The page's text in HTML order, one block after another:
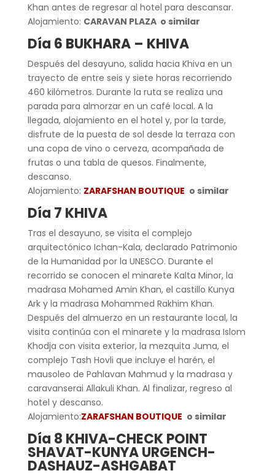
Khan antes de regresar al hotel para descansar.
Alojamiento: CARAVAN PLAZA o similar
Día 6 BUKHARA – KHIVA
Después del desayuno, salida hacia Khiva en un
trayecto de entre seis y siete horas recorriendo
460 kilómetros. Durante la ruta se realiza una
parada para almorzar en un café local. A la
llegada, alojamiento en el hotel y, por la tarde,
disfrute de la puesta de sol desde la terraza con
una copa de vino o cerveza, acompañada de
frutas o una tabla de quesos. Finalmente,
descanso.
Alojamiento: ZARAFSHAN BOUTIQUE o similar
Día 7 KHIVA
Tras el desayuno, se visita el complejo
arquitectónico Ichan-Kala, declarado Patrimonio
de la Humanidad por la UNESCO. Durante el
recorrido se conocen el minarete Kalta Minor, la
madrasa Mohamed Amin Khan, el castillo Kunya
Ark y la madrasa Mohammed Rakhim Khan.
Después del almuerzo en un restaurante local, la
visita continúa con el minarete y la madrasa Islom
Khodja con visita exterior, la mezquita Juma, el
complejo Tash Hovli que incluye el harén, el
mausoleo de Pahlavan Mahmud y la madrasa y
caravanserai Allakuli Khan. Al finalizar, regreso al
hotel y descanso.
Alojamiento:ZARAFSHAN BOUTIQUE o similar
Día 8 KHIVA-CHECK POINT
SHAVAT-KUNYA URGENCH-
DASHAUZ-ASHGABAT